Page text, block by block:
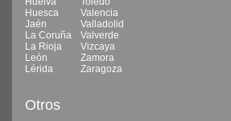
Huesca
Valencia
Jaén
Valladolid
La Coruña
Valverde
La Rioja
Vizcaya
León
Zamora
Lérida
Zaragoza
Otros